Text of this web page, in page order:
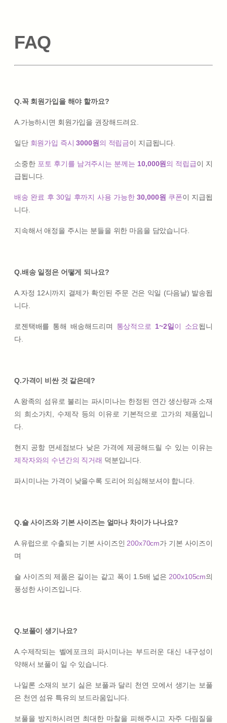
FAQ
Q.꼭 회원가입을 해야 할까요?
A.가능하시면 회원가입을 권장해드려요.
일단 회원가입 즉시3000원 의 적립금이 지급됩니다.
소중한 포토 후기를 남겨주시는 분께는 10,000원 의 적립급이 지
급됩니다.
배송 완료 후 30일 후까지 사용 가능한30,000원 쿠폰이 지급됩
니다.
지속해서 애정을 주시는 분들을 위한 마음을 담았습니다.
Q.배송 일정은 어떻게 되나요?
A.자정 12시까지 결제가 확인된 주문 건은 익일 (다음날) 발송됩
니다.
로젠택배를 통해 배송해드리며 통상적으로 1~2일 이 소요됩니
다.
Q.가격이 비싼 것 같은데?
A.왕족의 섬유로 불리는 파시미나는 한정된 연간 생산량과 소재
의 희소가치, 수제작 등의 이유로 기본적으로 고가의 제품입니
다.
현지 공항 면세점보다 낮은 가격에 제공해드릴 수 있는 이유는
제작자와의 수년간의 직거래 덕분입니다.
파시미나는 가격이 낮을수록 도리어 의심해보셔야 합니다.
Q.숄 사이즈와 기본 사이즈는 얼마나 차이가 나나요?
A.유럽으로 수출되는 기본 사이즈인 200x70cm가 기본 사이즈이
며
숄 사이즈의 제품은 길이는 같고 폭이 1.5배 넓은 200x105cm의
풍성한 사이즈입니다.
Q.보풀이 생기나요?
A.수제작되는 벨에포크의 파시미나는 부드러운 대신 내구성이
약해서 보풀이 일 수 있습니다.
나일론 소재의 보기 싫은 보풀과 달리 천연 모에서 생기는 보풀
은 천연 섬유 특유의 보드라움입니다.
보풀을 방지하시려면 최대한 마찰을 피해주시고 자주 다림질을